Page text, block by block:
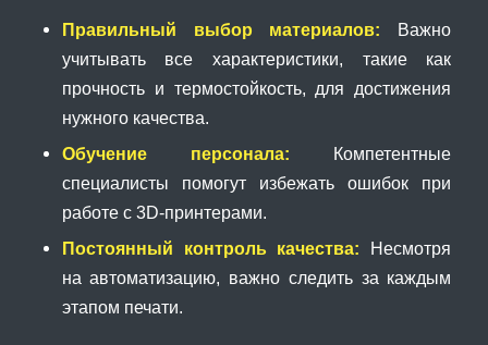
Правильный выбор материалов: Важно
учитывать все характеристики, такие как
прочность и термостойкость, для достижения
нужного качества.
Обучение персонала: Компетентные
специалисты помогут избежать ошибок при
работе с 3D-принтерами.
Постоянный контроль качества: Несмотря
на автоматизацию, важно следить за каждым
этапом печати.